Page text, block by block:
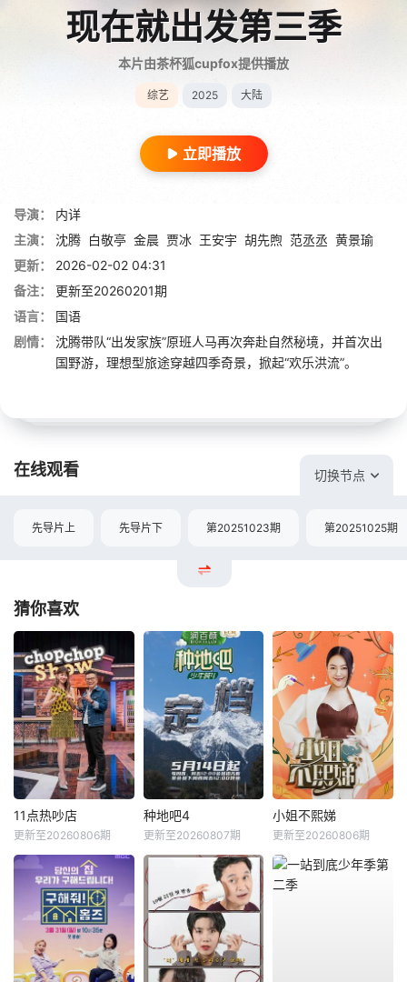
现在就出发第三季
本片由茶杯狐cupfox提供播放
综艺 2025 大陆
立即播放
导演：
内详
主演：
沈腾 白敬亭 金晨 贾冰 王安宇 胡先煦 范丞丞 黄景瑜
更新：
2026-02-02 04:31
备注：
更新至20260201期
语言：
国语
剧情：
沈腾带队“出发家族”原班人马再次奔赴自然秘境，并首次出
国野游，理想型旅途穿越四季奇景，掀起“欢乐洪流”。
在线观看 切换节点
先导片上 先导片下 第20251023期 第20251025期
猜你喜欢
11点热吵店
更新至20260806期
种地吧4
更新至20260807期
小姐不熙娣
更新至20260806期